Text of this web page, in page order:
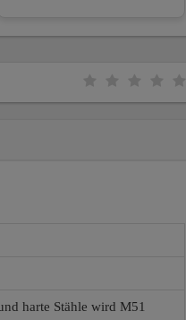
harte Stähle wird M51